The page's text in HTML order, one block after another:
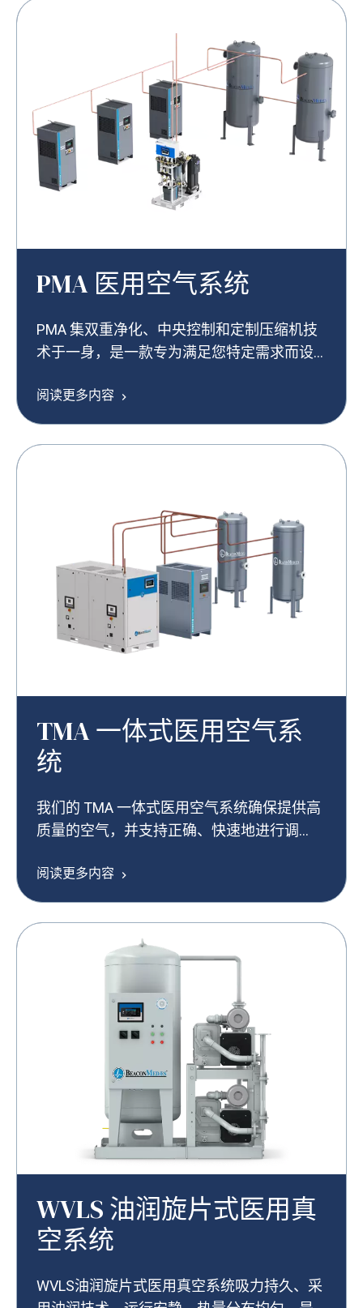
PMA 医用空气系统
PMA 集双重净化、中央控制和定制压缩机技
术于一身，是一款专为满足您特定需求而设
阅读更多内容
TMA 一体式医用空气系
统
我们的 TMA 一体式医用空气系统确保提供高
质量的空气，并支持正确、快速地进行调
阅读更多内容
WVLS 油润旋片式医用真
空系统
WVLS油润旋片式医用真空系统吸力持久、采